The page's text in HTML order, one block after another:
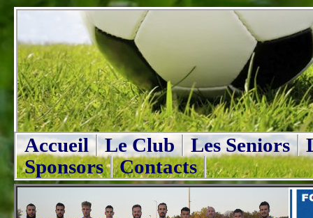
Accueil Le Club Les Seniors
Sponsors
Contacts